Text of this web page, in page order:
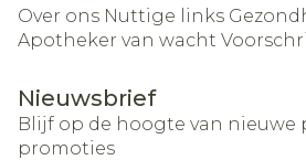
Over ons Nuttige links
Apotheker van wacht
Nieuwsbrief
Blijf op de hoogte van nieuwe
promoties